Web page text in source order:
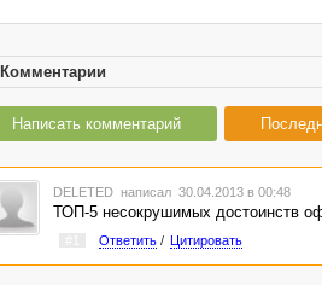
Комментарии
Написать комментарий
DELETED написал 30.04.2013 в 00:48
ТОП-5 несокрушимых достоинств
Ответить/ Цитировать